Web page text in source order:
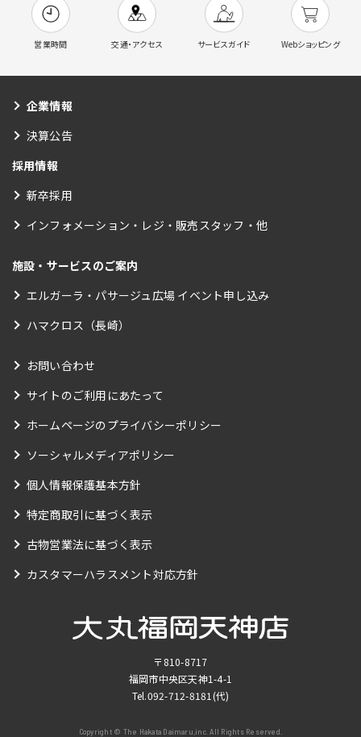
営業時間 交通・アクセス サービスガイド Webショッピング
企業情報
決算公告
採用情報
新卒採用
インフォメーション・レジ・販売スタッフ・他
施設・サービスのご案内
エルガーラ・パサージュ広場 イベント申し込み
ハマクロス（長崎）
お問い合わせ
サイトのご利用にあたって
ホームページのプライバシーポリシー
ソーシャルメディアポリシー
個人情報保護基本方針
特定商取引に基づく表示
古物営業法に基づく表示
カスタマーハラスメント対応方針
〒810-8717
福岡市中央区天神1-4-1
Tel.092-712-8181 (代)
Copyright © The Hakata Daimaru,inc. All Rights Reserved.